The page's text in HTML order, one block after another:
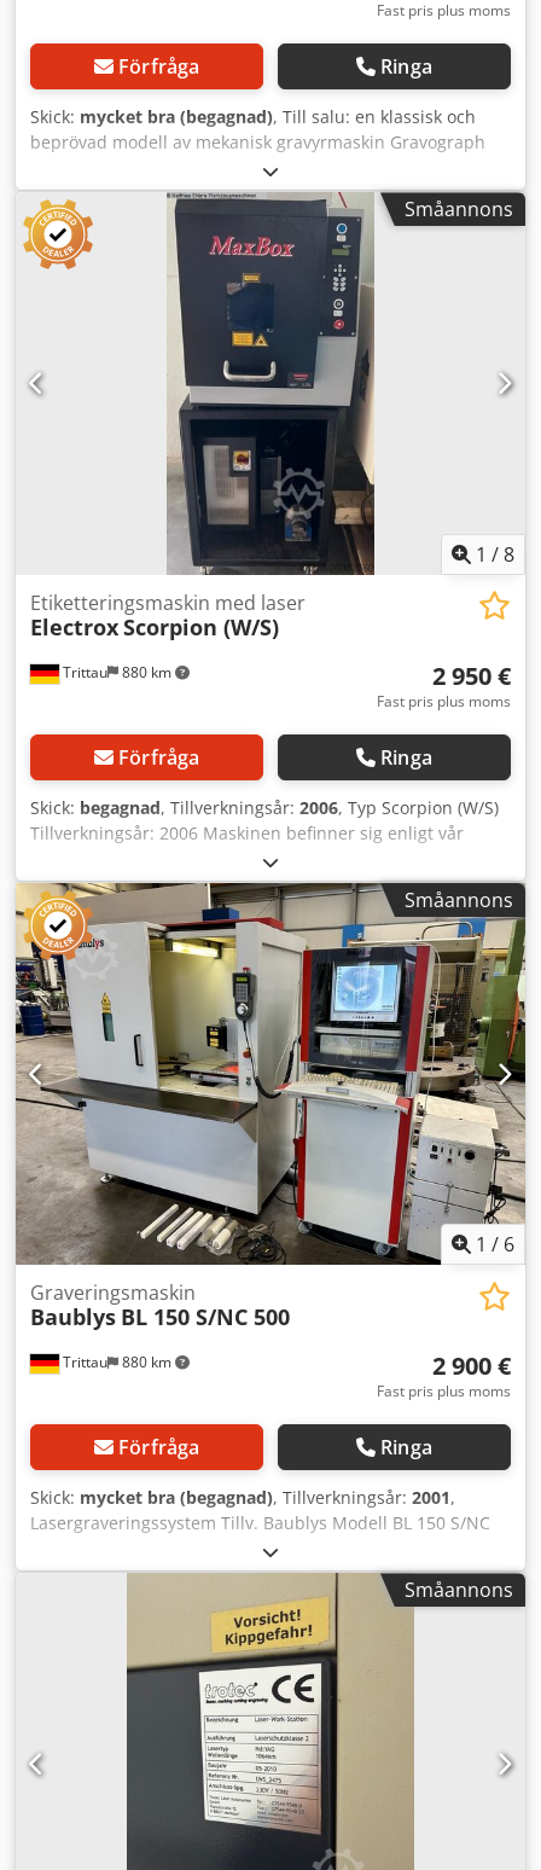
Fast pris plus moms
Förfråga Ringa
Skick: mycket bra (begagnad), Till salu: en klassisk och
beprövad modell av mekanisk gravyrmaskin Gravograph
IM3 – idealisk för märkbrickor, skyltar, industriella
märkningar eller smycken. • Modell: Gravograph IM3 •
Tillverkare: GRAVOGRAPH GMBH, Umkirch (Tyskland) •
Motorn i gott skick, rena styrskenor Djdpfx Ajun U Ucoi
Nekr • Levereras med komplett uppsättning typsnitt och
symboler • Stabil konstruktion i gjutgods •
Precisionsstyrning med pantograf • Robust arbetsbord
med linjär styrning Begagnat skick, tekniskt felfritt. Lämplig
både för verkstad och för dekorativa eller reklamändamål.
Småannons
1 /8
Trittau 880 km
Etiketteringsmaskin med laser
ElectroxScorpion (W/S)
2 950 €
Fast pris plus moms
Förfråga Ringa
Skick: begagnad, Tillverkningsår: 2006, Typ Scorpion (W/S)
Tillverkningsår: 2006 Maskinen befinner sig enligt vår
bedömning i gott begagnat skick och kan ses under ström
efter överenskommelse. Dkodpoxrg Dkefx Ai Nsr Tillbehör,
avbildade verktyg och spännelement ingår endast i
leveransen om detta anges i tilläggsinformationen.
Ändringar och fel i tekniska data samt mellanförsäljning
förbehålles!
Småannons
1 / 6
Trittau 880 km
Graveringsmaskin
Baublys BL 150 S/NC 500
2 900 €
Fast pris plus moms
Förfråga Ringa
Skick: mycket bra (begagnad), Tillverkningsår: 2001,
Lasergraveringssystem Tillv. Baublys Modell BL 150 S/NC
500 År: 2001 Tekniska data Tillverkare: Baublys Modell: BL
150 S/NC 500 Tillverkningsår: 2001 Laser: 150 Watt
Lasertyp: Q-switchad pulserad fastkroppslaser
Lasermedium: Nd:YAG Våglängd: 1064 nm Stråldiameter:
ca. 1,2–1,3 mm efter utkopplingsspegel vid TEM00
Stråldivergens: 5 mrad TEM00 Pulsvaraktighet: CW / 90 ns
Max. uteffekt: 65 W multimode 16 W monomode
Pulsenergi: 16 mJ vid 3 kHz Strålavledningssystem:
Galvanometersystem Linjebredd (mixed mode): ca. 0,12
mm Avledningshastighet: 3 m/s, motsvarar 200 tecken/s
vid 1,5 mm höjd och ensradigt teckensnitt Mått: ca. Vikt:
ca. Elanslutning Spänning: 400 V, trefas 50 Hz, 3 faser,
högerroterande fält Anslutning: 5-polig CEE-kontakt 16 A
Småannons